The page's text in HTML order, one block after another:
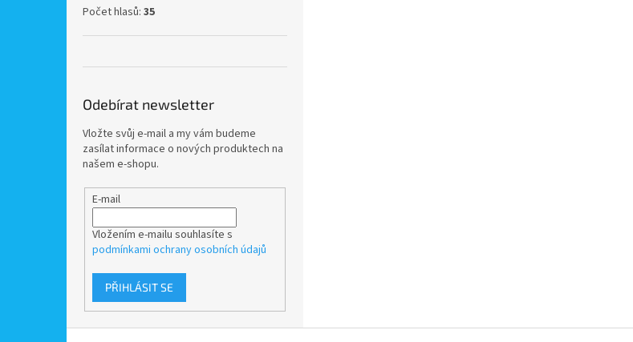
Počet hlasů: 35
Odebírat newsletter
Vložte svůj e-mail a my vám budeme
zasílat informace o nových produktech na
našem e-shopu.
E-mail
Vložením e-mailu souhlasíte s
podmínkami ochrany osobních údajů
PŘIHLÁSIT SE